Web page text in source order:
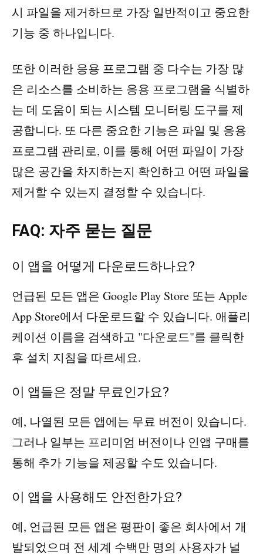
시 파일을 제거하므로 가장 일반적이고 중요한
기능 중 하나입니다.
또한 이러한 응용 프로그램 중 다수는 가장 많
은 리소스를 소비하는 응용 프로그램을 식별하
는 데 도움이 되는 시스템 모니터링 도구를 제
공합니다. 또 다른 중요한 기능은 파일 및 응용
프로그램 관리로, 이를 통해 어떤 파일이 가장
많은 공간을 차지하는지 확인하고 어떤 파일을
제거할 수 있는지 결정할 수 있습니다.
FAQ: 자주 묻는 질문
이 앱을 어떻게 다운로드하나요?
언급된 모든 앱은 Google Play Store 또는 Apple
App Store에서 다운로드할 수 있습니다. 애플리
케이션 이름을 검색하고 "다운로드"를 클릭한
후 설치 지침을 따르세요.
이 앱들은 정말 무료인가요?
예, 나열된 모든 앱에는 무료 버전이 있습니다.
그러나 일부는 프리미엄 버전이나 인앱 구매를
통해 추가 기능을 제공할 수도 있습니다.
이 앱을 사용해도 안전한가요?
예, 언급된 모든 앱은 평판이 좋은 회사에서 개
발되었으며 전 세계 수백만 명의 사용자가 널